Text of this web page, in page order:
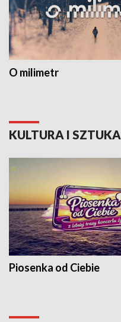
O milimetr
KULTURA I SZTUKA
Piosenka od Ciebie